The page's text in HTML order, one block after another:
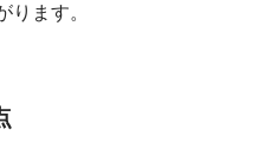
ります。